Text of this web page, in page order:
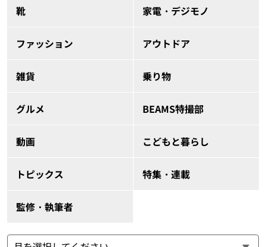
靴 家電・デジモノ
ファッション アウトドア
雑貨 乗り物
グルメ BEAMS特撮部
動画 こどもと暮らし
トピックス 特集・連載
監修・執筆者